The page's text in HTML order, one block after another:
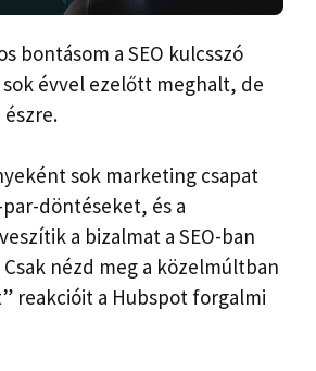
bontásom a SEO kulcsszó
évvel ezelőtt meghalt, de
sok marketing csapat
döntéseket, és a
a bizalmat a SEO-ban
nézd meg a közelmúltban
reakcióit a Hubspot forgalmi